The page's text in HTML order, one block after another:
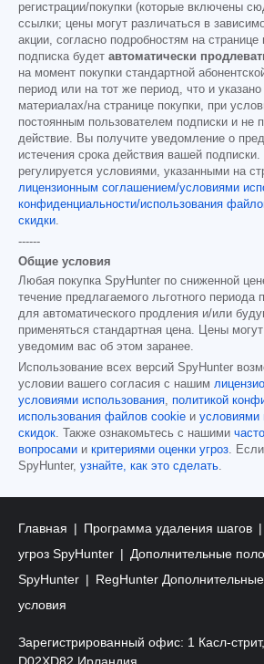
регистрации/покупки (которые включены
ссылки; цены могут различаться в
акции, согласно подробностям на
подписка будет автоматически
на момент покупки стандартной
период или на тот же период, что и
материалах/на странице покупки, при
постоянным пользователем подписки и не
действие. Вы получите уведомление о
истечения срока действия вашей
регулируется условиями, указанными на
лицензионным соглашением/условиями
конфиденциальности/использования
скидки.
------
Общие условия
Любая покупка SpyHunter по сниженной
течение предлагаемого льготного периода
для автоматического продления и/или
применяться стандартная цена. Цены
уведомим вас об этом заранее.
Использование всех версий SpyHunter
условии вашего согласия с нашим
условиями использования, политикой
использования файлов cookie и условиями
скидок. Также ознакомьтесь с нашими
вопросами и критериями оценки угроз.
SpyHunter, узнайте, как это сделать.
Главная Программа удаления шагов
угроз SpyHunter
Дополнительные
SpyHunter
RegHunter
условия
Зарегистрированный офис: 1 Касл-
D02XD82 Ирландия.